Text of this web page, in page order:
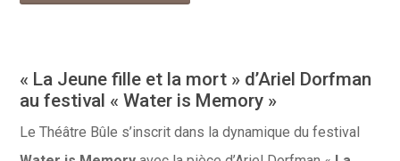
« La Jeune fille et la mort » d’Ariel Dorfman
au festival « Water is Memory »
Le Théâtre Bûle s’inscrit dans la dynamique du festival